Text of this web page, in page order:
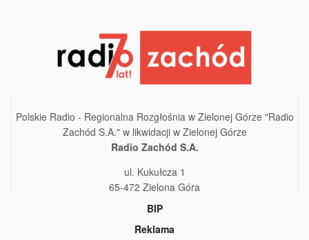
Polskie Radio - Regionalna Rozgłośnia w Zielonej Górze "Radio
Zachód S.A." w likwidacji w Zielonej Górze
Radio Zachód S.A.
ul. Kukułcza 1
65-472 Zielona Góra
BIP
Reklama